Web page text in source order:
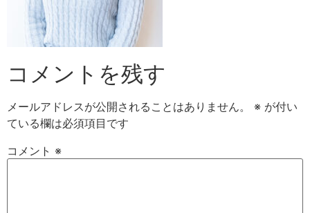
コメントを残す
メールアドレスが公開されることはありません。 ※ が付い
ている欄は必須項目です
コメント ※